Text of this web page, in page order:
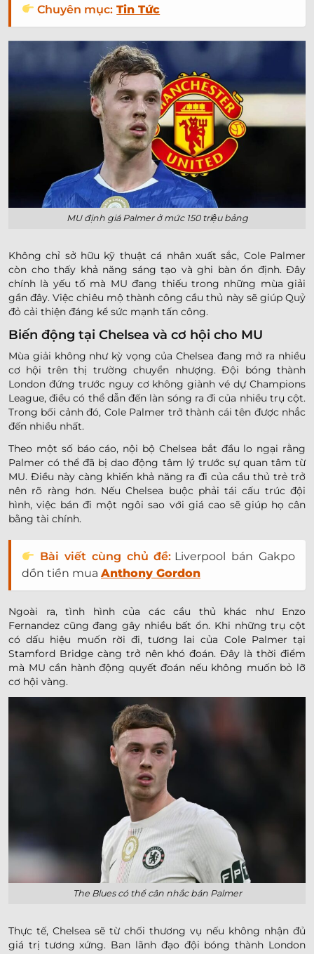
Chuyên mục: Tin Tức
MU định giá Palmer ở mức 150 triệu bảng
Không chỉ sở hữu kỹ thuật cá nhân xuất sắc, Cole Palmer
còn cho thấy khả năng sáng tạo và ghi bàn ổn định. Đây
chính là yếu tố mà MU đang thiếu trong những mùa giải
gần đây. Việc chiêu mộ thành công cầu thủ này sẽ giúp Quỷ
đỏ cải thiện đáng kể sức mạnh tấn công.
Biến động tại Chelsea và cơ hội cho MU
Mùa giải không như kỳ vọng của Chelsea đang mở ra nhiều
cơ hội trên thị trường chuyển nhượng. Đội bóng thành
London đứng trước nguy cơ không giành vé dự Champions
League, điều có thể dẫn đến làn sóng ra đi của nhiều trụ cột.
Trong bối cảnh đó, Cole Palmer trở thành cái tên được nhắc
đến nhiều nhất.
Theo một số báo cáo, nội bộ Chelsea bắt đầu lo ngại rằng
Palmer có thể đã bị dao động tâm lý trước sự quan tâm từ
MU. Điều này càng khiến khả năng ra đi của cầu thủ trẻ trở
nên rõ ràng hơn. Nếu Chelsea buộc phải tái cấu trúc đội
hình, việc bán đi một ngôi sao với giá cao sẽ giúp họ cân
bằng tài chính.
Bài viết cùng chủ đề: Liverpool bán Gakpo
dồn tiền mua Anthony Gordon
Ngoài ra, tình hình của các cầu thủ khác như Enzo
Fernandez cũng đang gây nhiều bất ổn. Khi những trụ cột
có dấu hiệu muốn rời đi, tương lai của Cole Palmer tại
Stamford Bridge càng trở nên khó đoán. Đây là thời điểm
mà MU cần hành động quyết đoán nếu không muốn bỏ lỡ
cơ hội vàng.
The Blues có thể cân nhắc bán Palmer
Thực tế, Chelsea sẽ từ chối thương vụ nếu không nhận đủ
giá trị tương xứng. Ban lãnh đạo đội bóng thành London